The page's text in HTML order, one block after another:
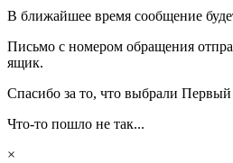
В ближайшее время сообщение
Письмо с номером обращения
ящик.
Спасибо за то, что выбрали
Что-то пошло не так...
×